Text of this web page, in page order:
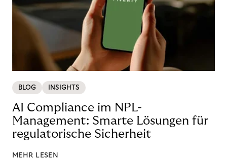
BLOG INSIGHTS
AI Compliance im NPL-
Management: Smarte Lösungen für
regulatorische Sicherheit
MEHR LESEN